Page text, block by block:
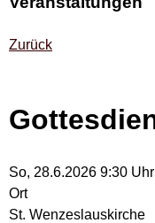
Zurück
So, 28.6.2026 9:30 Uhr
Ort
St. Wenzeslauskirche